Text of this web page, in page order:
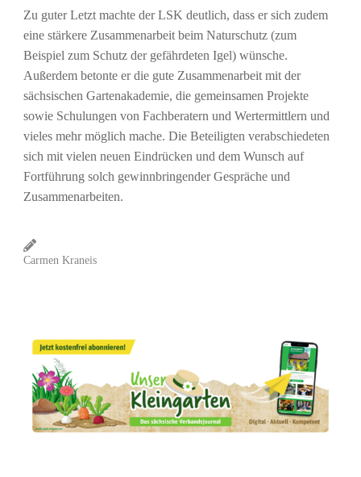
Zu guter Letzt machte der LSK deutlich, dass er sich zudem
eine stärkere Zusammenarbeit beim Naturschutz (zum
Beispiel zum Schutz der gefährdeten Igel) wünsche.
Außerdem betonte er die gute Zusammenarbeit mit der
sächsischen Gartenakademie, die gemeinsamen Projekte
sowie Schulungen von Fachberatern und Wertermittlern und
vieles mehr möglich mache. Die Beteiligten verabschiedeten
sich mit vielen neuen Eindrücken und dem Wunsch auf
Fortführung solch gewinnbringender Gespräche und
Zusammenarbeiten.
Carmen Kraneis